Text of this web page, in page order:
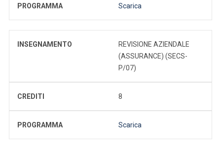
PROGRAMMA Scarica
INSEGNAMENTO
REVISIONE AZIENDALE
(ASSURANCE) (SECS-
P/07)
CREDITI 8
PROGRAMMA Scarica